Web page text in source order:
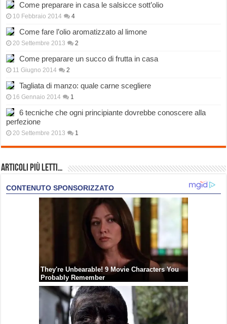
Come preparare in casa le salsicce sott’olio
10 Febbraio 2014 4
Come fare l’olio aromatizzato al limone
20 Settembre 2013 2
Come preparare un succo di frutta in casa
11 Giugno 2014 2
Tagliata di manzo: quale carne scegliere
16 Gennaio 2014 1
6 tecniche che ogni principiante dovrebbe conoscere alla
perfezione
20 Settembre 2013 1
Articoli più Letti…